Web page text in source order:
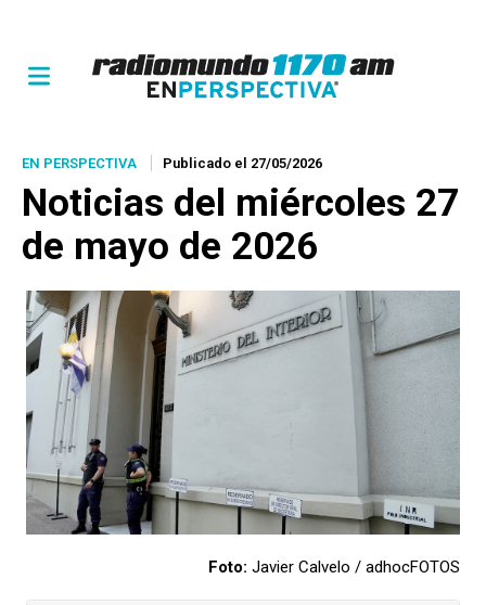
EN PERSPECTIVA Publicado el 27/05/2026
Noticias del miércoles 27
de mayo de 2026
Foto: Javier Calvelo / adhocFOTOS